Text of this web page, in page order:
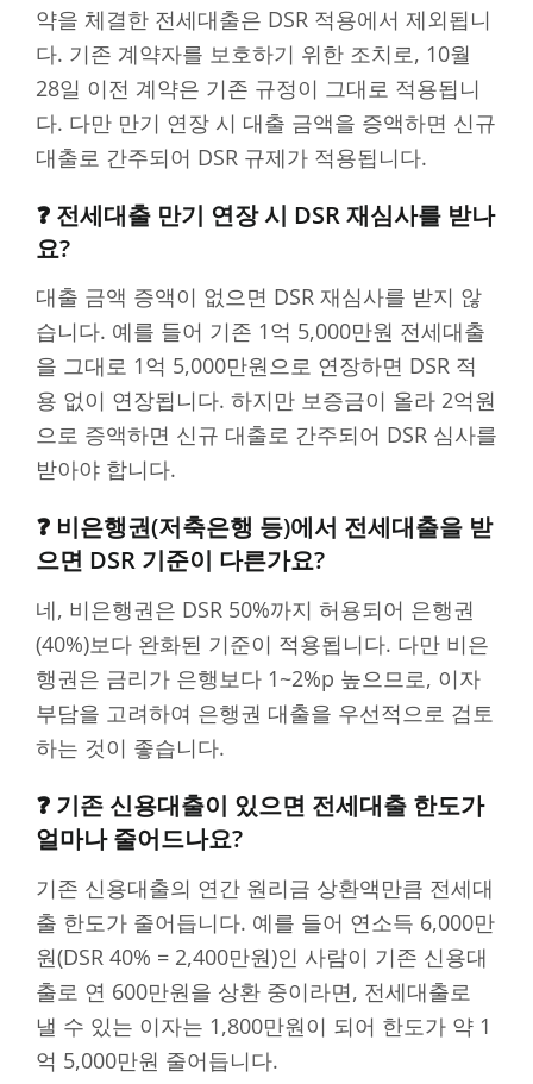
약을 체결한 전세대출은 DSR 적용에서 제외됩니
다. 기존 계약자를 보호하기 위한 조치로, 10월
28일 이전 계약은 기존 규정이 그대로 적용됩니
다. 다만 만기 연장 시 대출 금액을 증액하면 신규
대출로 간주되어 DSR 규제가 적용됩니다.
❓ 전세대출 만기 연장 시 DSR 재심사를 받나
요?
대출 금액 증액이 없으면 DSR 재심사를 받지 않
습니다. 예를 들어 기존 1억 5,000만원 전세대출
을 그대로 1억 5,000만원으로 연장하면 DSR 적
용 없이 연장됩니다. 하지만 보증금이 올라 2억원
으로 증액하면 신규 대출로 간주되어 DSR 심사를
받아야 합니다.
❓ 비은행권(저축은행 등)에서 전세대출을 받
으면 DSR 기준이 다른가요?
네, 비은행권은 DSR 50%까지 허용되어 은행권
(40%)보다 완화된 기준이 적용됩니다. 다만 비은
행권은 금리가 은행보다 1~2%p 높으므로, 이자
부담을 고려하여 은행권 대출을 우선적으로 검토
하는 것이 좋습니다.
❓ 기존 신용대출이 있으면 전세대출 한도가
얼마나 줄어드나요?
기존 신용대출의 연간 원리금 상환액만큼 전세대
출 한도가 줄어듭니다. 예를 들어 연소득 6,000만
원(DSR 40% = 2,400만원)인 사람이 기존 신용대
출로 연 600만원을 상환 중이라면, 전세대출로
낼 수 있는 이자는 1,800만원이 되어 한도가 약 1
억 5,000만원 줄어듭니다.